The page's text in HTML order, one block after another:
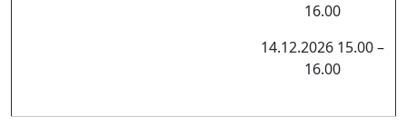
16.00
14.12.2026 15.00 –
16.00